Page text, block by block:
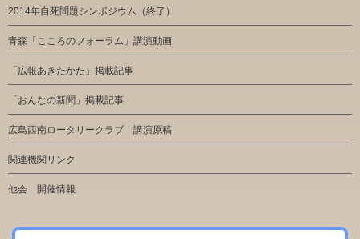
2014年自死問題シンポジウム（終了）
青森「こころのフォーラム」講演動画
「広報あきたかた」掲載記事
「おんなの新聞」掲載記事
広島西南ロータリークラブ 講演原稿
関連機関リンク
他会 開催情報